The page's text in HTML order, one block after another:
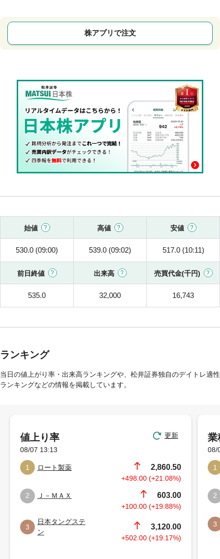
株アプリで注文
始値 高値 安値
530.0 (09:00) 539.0 (09:02) 517.0 (10:11)
前日終値 出来高 売買代金(千円)
535.0 32,000 16,743
ランキング
当日の値上がり率・出来高ランキングや、松井証券独自のデイトレ適性
ランキングなどの情報を掲載しています。